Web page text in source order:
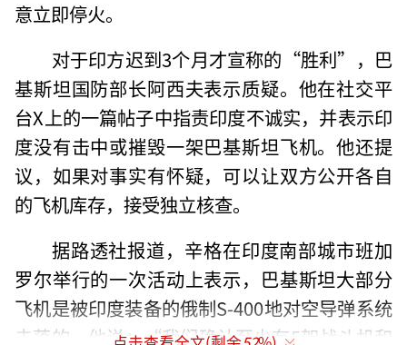
意立即停火。
对于印方迟到3个月才宣称的“胜利”，巴
基斯坦国防部长阿西夫表示质疑。他在社交平
台X上的一篇帖子中指责印度不诚实，并表示印
度没有击中或摧毁一架巴基斯坦飞机。他还提
议，如果对事实有怀疑，可以让双方公开各自
的飞机库存，接受独立核查。
据路透社报道，辛格在印度南部城市班加
罗尔举行的一次活动上表示，巴基斯坦大部分
飞机是被印度装备的俄制S-400地对空导弹系统
击落的。他说：“我们确认至少有5架战斗机和